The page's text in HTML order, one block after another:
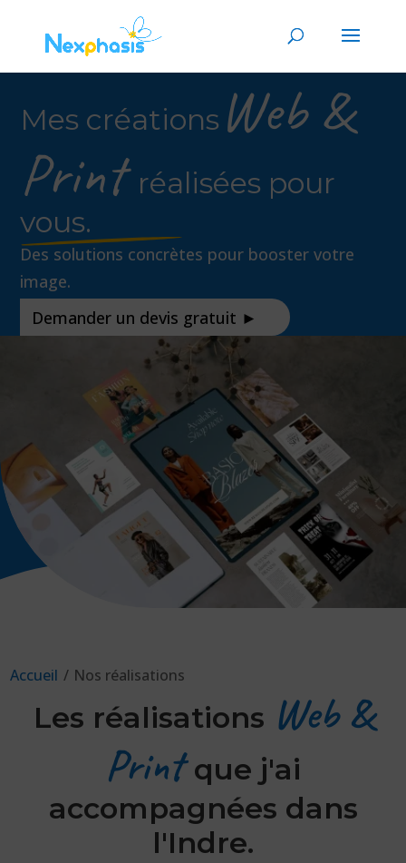
Mes créations Web &
Print réalisées pour
vous.
Des solutions concrètes pour booster votre
image.
Demander un devis gratuit ►
Accueil / Nos réalisations
Les réalisations Web &
Printque j'ai
accompagnées dans
l'Indre.